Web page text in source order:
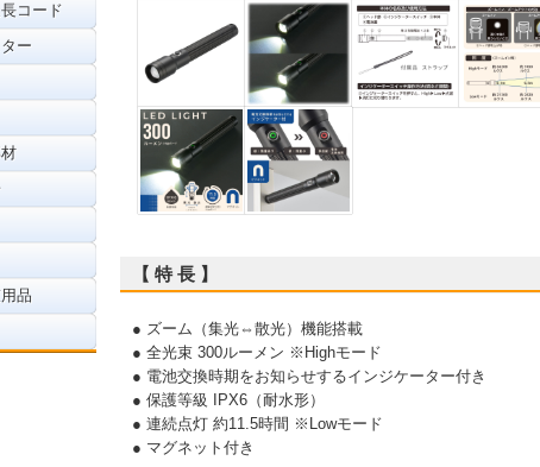
コード
ー
品
【 特 長 】
● ズーム（集光⇔散光）機能搭載
● 全光束 300ルーメン ※Highモード
● 電池交換時期をお知らせするインジケーター付き
● 保護等級 IPX6（耐水形）
● 連続点灯 約11.5時間 ※Lowモード
● マグネット付き